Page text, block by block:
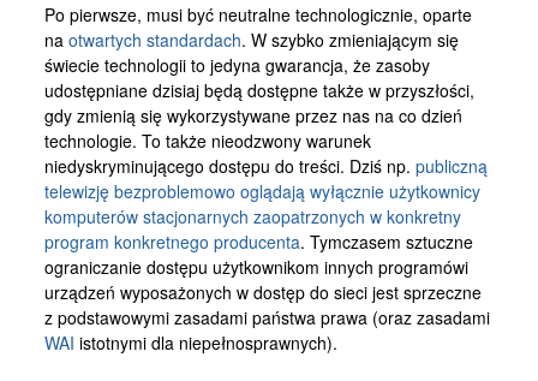
Po pierwsze, musi być neutralne technologicznie, oparte
na otwartych standardach. W szybko zmieniającym się
świecie technologii to jedyna gwarancja, że zasoby
udostępniane dzisiaj będą dostępne także w przyszłości,
gdy zmienią się wykorzystywane przez nas na co dzień
technologie. To także nieodzwony warunek
niedyskryminującego dostępu do treści. Dziś np. publiczną
telewizję bezproblemowo oglądają wyłącznie użytkownicy
komputerów stacjonarnych zaopatrzonych w konkretny
program konkretnego producenta. Tymczasem sztuczne
ograniczanie dostępu użytkownikom innych programówi
urządzeń wyposażonych w dostęp do sieci jest sprzeczne
z podstawowymi zasadami państwa prawa (oraz zasadami
WAI istotnymi dla niepełnosprawnych).